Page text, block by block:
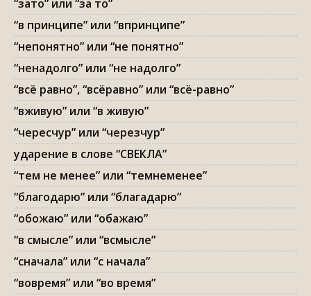
“зато” или “за то”
“в принципе” или “впринципе”
“непонятно” или “не понятно”
“ненадолго” или “не надолго”
“всё равно”, “всёравно” или “всё-равно”
“вживую” или “в живую”
“чересчур” или “черезчур”
ударение в слове “СВЕКЛА”
“тем не менее” или “темнеменее”
“благодарю” или “благадарю”
“обожаю” или “обажаю”
“в смысле” или “всмысле”
“сначала” или “с начала”
“вовремя” или “во время”